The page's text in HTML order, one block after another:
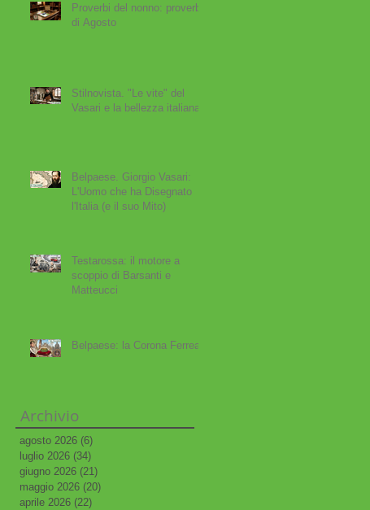
Proverbi del nonno: proverbi
di Agosto
Stilnovista. "Le vite" del
Vasari e la bellezza italiana
Belpaese. Giorgio Vasari:
L'Uomo che ha Disegnato
l'Italia (e il suo Mito)
Testarossa: il motore a
scoppio di Barsanti e
Matteucci
Belpaese: la Corona Ferrea
Archivio
agosto 2026 (6)
luglio 2026 (34)
giugno 2026 (21)
maggio 2026 (20)
aprile 2026 (22)